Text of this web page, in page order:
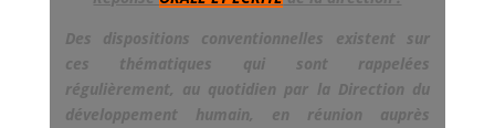
Des dispositions conventionnelles existent sur
ces thématiques qui sont rappelées
régulièrement, au quotidien par la Direction du
développement humain, en réunion auprès